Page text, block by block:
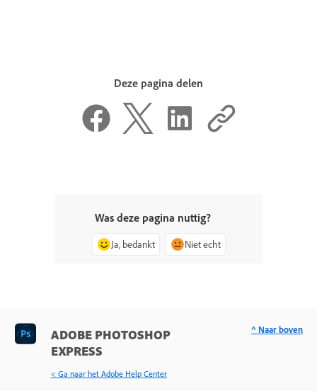
Deze pagina delen
Was deze pagina nuttig?
Ja, bedankt Niet echt
ADOBE PHOTOSHOP
EXPRESS
< Ga naar het Adobe Help Center
^ Naar boven